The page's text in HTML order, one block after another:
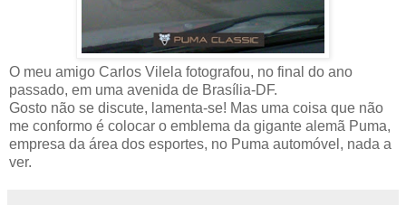
O meu amigo Carlos Vilela fotografou, no final do ano
passado, em uma avenida de Brasília-DF.
Gosto não se discute, lamenta-se! Mas uma coisa que não
me conformo é colocar o emblema da gigante alemã Puma,
empresa da área dos esportes, no Puma automóvel, nada a
ver.